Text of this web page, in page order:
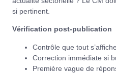
si pertinent.
Vérification post-publication
Contrôle que tout
Correction immédiate si
Première vague de